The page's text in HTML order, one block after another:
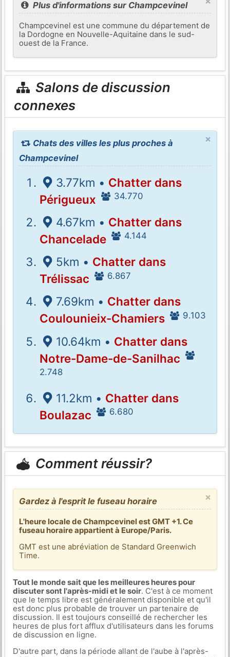
Plus d'informations sur Champcevinel
Champcevinel est une commune du département de
la Dordogne en Nouvelle-Aquitaine dans le sud-
ouest de la France.
Salons de discussion
connexes
×
Chats des villes les plus proches à
Champcevinel
3.77km • Chatter dans
Périgueux
34.770
4.67km • Chatter dans
Chancelade
4.144
5km • Chatter dans
Trélissac
6.867
7.69km • Chatter dans
Coulounieix-Chamiers
9.103
10.64km • Chatter dans
Notre-Dame-de-Sanilhac
2.748
11.2km • Chatter dans
Boulazac
6.680
Comment réussir?
×
Gardez à l'esprit le fuseau horaire
L'heure locale de Champcevinel est GMT +1. Ce
fuseau horaire appartient à Europe/Paris.
GMT est une abréviation de Standard Greenwich
Time.
Tout le monde sait que les meilleures heures pour
discuter sont l'après-midi et le soir. C'est à ce moment
que le temps libre est généralement disponible et qu'il
est donc plus probable de trouver un partenaire de
discussion. Il est toujours conseillé de rechercher les
heures de plus fort afflux d'utilisateurs dans les forums
de discussion en ligne.
D'autre part, dans la période allant de l'aube à l'après-